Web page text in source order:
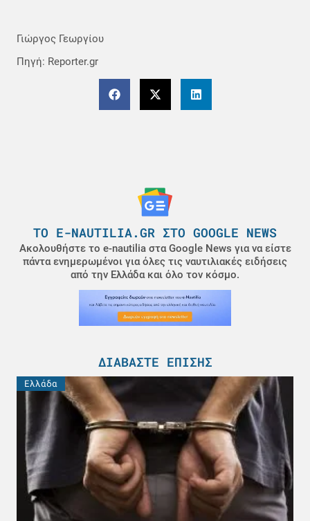
Γιώργος Γεωργίου
Πηγή: Reporter.gr
ΤΟ E-NAUTILIA.GR ΣΤΟ GOOGLE NEWS
Ακολουθήστε το e-nautilia στα Google News για να είστε
πάντα ενημερωμένοι για όλες τις ναυτιλιακές ειδήσεις
από την Ελλάδα και όλο τον κόσμο.
ΔΙΑΒΆΣΤΕ ΕΠΊΣΗΣ
Ελλάδα